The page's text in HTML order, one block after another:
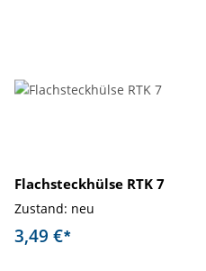
Flachsteckhülse RTK 7
Zustand: neu
3,49 €*